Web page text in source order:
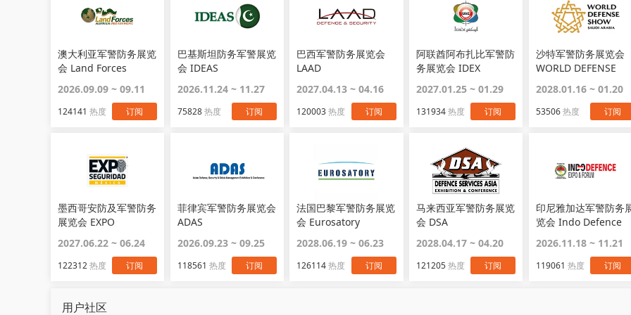
澳大利亚军警防务展览
会 Land Forces
2026.09.09 ~ 09.11
124141 热度 订阅
巴基斯坦防务军警展览
会 IDEAS
2026.11.24 ~ 11.27
75828热度 订阅
巴西军警防务展览会
LAAD
2027.04.13 ~ 04.16
120003热度 订阅
阿联酋阿布扎比军警防
务展览会 IDEX
2027.01.25 ~ 01.29
131934热度 订阅
沙特军警防务展览会
WORLD DEFENSE
2028.01.16 ~ 01.20
53506热度 订阅
墨西哥安防及军警防务
展览会 EXPO
2027.06.22 ~ 06.24
122312热度 订阅
菲律宾军警防务展览会
ADAS
2026.09.23 ~ 09.25
118561 热度 订阅
法国巴黎军警防务展览
会 Eurosatory
2028.06.19 ~ 06.23
126114热度 订阅
马来西亚军警防务展览
会 DSA
2028.04.17 ~ 04.20
121205热度 订阅
印尼雅加达军警防务
览会 Indo Defence
2026.11.18 ~ 11.21
119061 热度 订阅
用户社区